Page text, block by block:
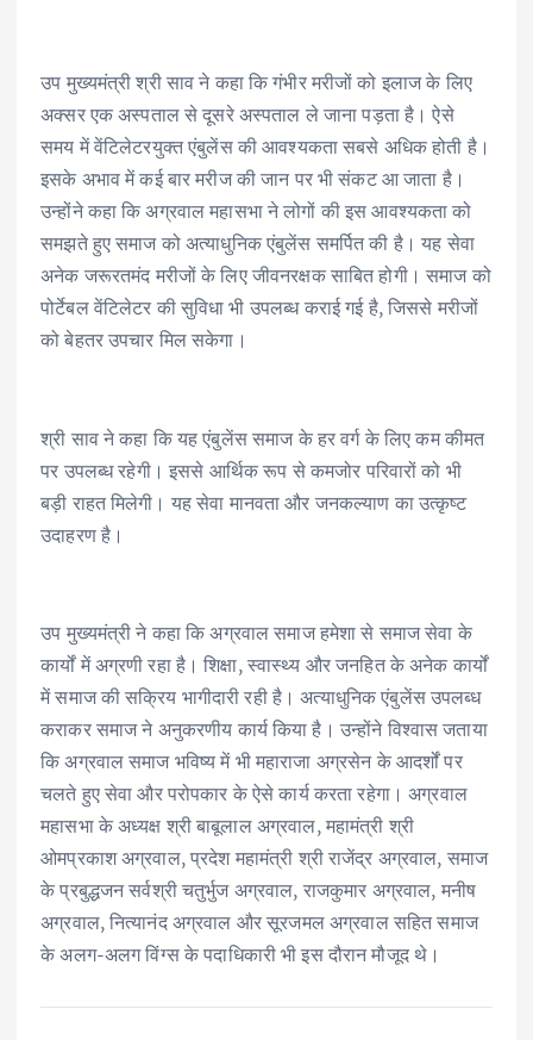
उप मुख्यमंत्री श्री साव ने कहा कि गंभीर मरीजों को इलाज के लिए
अक्सर एक अस्पताल से दूसरे अस्पताल ले जाना पड़ता है। ऐसे
समय में वेंटिलेटरयुक्त एंबुलेंस की आवश्यकता सबसे अधिक होती है।
इसके अभाव में कई बार मरीज की जान पर भी संकट आ जाता है।
उन्होंने कहा कि अग्रवाल महासभा ने लोगों की इस आवश्यकता को
समझते हुए समाज को अत्याधुनिक एंबुलेंस समर्पित की है। यह सेवा
अनेक जरूरतमंद मरीजों के लिए जीवनरक्षक साबित होगी। समाज को
पोर्टेबल वेंटिलेटर की सुविधा भी उपलब्ध कराई गई है, जिससे मरीजों
को बेहतर उपचार मिल सकेगा।
श्री साव ने कहा कि यह एंबुलेंस समाज के हर वर्ग के लिए कम कीमत
पर उपलब्ध रहेगी। इससे आर्थिक रूप से कमजोर परिवारों को भी
बड़ी राहत मिलेगी। यह सेवा मानवता और जनकल्याण का उत्कृष्ट
उदाहरण है।
उप मुख्यमंत्री ने कहा कि अग्रवाल समाज हमेशा से समाज सेवा के
कार्यों में अग्रणी रहा है। शिक्षा, स्वास्थ्य और जनहित के अनेक कार्यों
में समाज की सक्रिय भागीदारी रही है। अत्याधुनिक एंबुलेंस उपलब्ध
कराकर समाज ने अनुकरणीय कार्य किया है। उन्होंने विश्वास जताया
कि अग्रवाल समाज भविष्य में भी महाराजा अग्रसेन के आदर्शों पर
चलते हुए सेवा और परोपकार के ऐसे कार्य करता रहेगा। अग्रवाल
महासभा के अध्यक्ष श्री बाबूलाल अग्रवाल, महामंत्री श्री
ओमप्रकाश अग्रवाल, प्रदेश महामंत्री श्री राजेंद्र अग्रवाल, समाज
के प्रबुद्धजन सर्वश्री चतुर्भुज अग्रवाल, राजकुमार अग्रवाल, मनीष
अग्रवाल, नित्यानंद अग्रवाल और सूरजमल अग्रवाल सहित समाज
के अलग-अलग विंग्स के पदाधिकारी भी इस दौरान मौजूद थे।